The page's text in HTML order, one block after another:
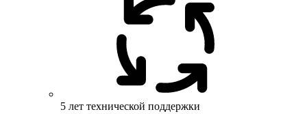
5 лет технической поддержки